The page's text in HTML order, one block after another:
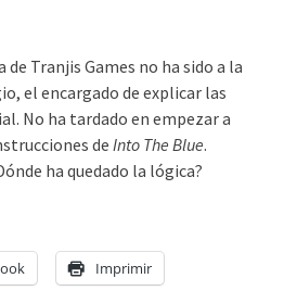
Tranjis Games no ha sido a la
el encargado de explicar las
No ha tardado en empezar a
de Into The Blue.
ha quedado la lógica?
Imprimir